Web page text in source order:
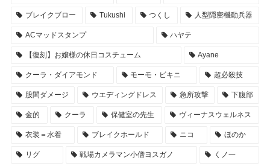
ブレイクブロー Tukushi つくし 人型隠密機動兵器
ACマッドスタンプ ハヤテ
【復刻】お嬢様の休日コスチューム Ayane
クーラ・ダイアモンド モーモ・ビキニ 超必殺技
股間ダメージ ウエディングドレス 急所攻撃 下腹部
金的 クーラ 保健室の先生 ヴィーナスウェルネス
衣装＝水着 ブレイクホールド ニコ ほのか
リグ 戦場カメラマン小僧ヨスガノ くノ一